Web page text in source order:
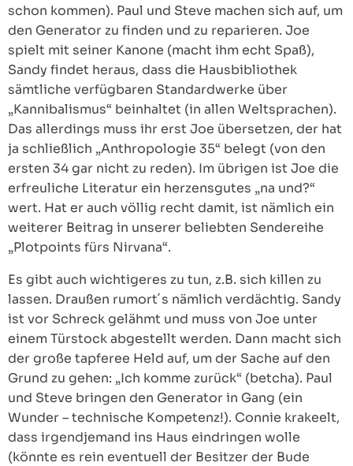
schon kommen). Paul und Steve machen sich auf, um
den Generator zu finden und zu reparieren. Joe
spielt mit seiner Kanone (macht ihm echt Spaß),
Sandy findet heraus, dass die Hausbibliothek
sämtliche verfügbaren Standardwerke über
„Kannibalismus“ beinhaltet (in allen Weltsprachen).
Das allerdings muss ihr erst Joe übersetzen, der hat
ja schließlich „Anthropologie 35“ belegt (von den
ersten 34 gar nicht zu reden). Im übrigen ist Joe die
erfreuliche Literatur ein herzensgutes „na und?“
wert. Hat er auch völlig recht damit, ist nämlich ein
weiterer Beitrag in unserer beliebten Sendereihe
„Plotpoints fürs Nirvana“.
Es gibt auch wichtigeres zu tun, z.B. sich killen zu
lassen. Draußen rumort´s nämlich verdächtig. Sandy
ist vor Schreck gelähmt und muss von Joe unter
einem Türstock abgestellt werden. Dann macht sich
der große tapferee Held auf, um der Sache auf den
Grund zu gehen: „Ich komme zurück“ (betcha). Paul
und Steve bringen den Generator in Gang (ein
Wunder – technische Kompetenz!). Connie krakeelt,
dass irgendjemand ins Haus eindringen wolle
(könnte es rein eventuell der Besitzer der Bude